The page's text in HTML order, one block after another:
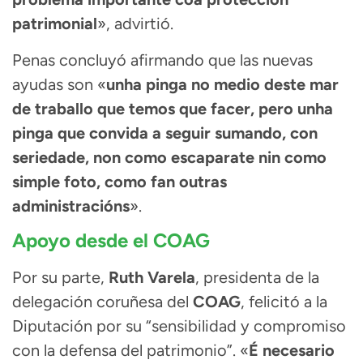
patrimonial», advirtió.
Penas concluyó afirmando que las nuevas
ayudas son «unha pinga no medio deste mar
de traballo que temos que facer, pero unha
pinga que convida a seguir sumando, con
seriedade, non como escaparate nin como
simple foto, como fan outras
administracións».
Apoyo desde el COAG
Por su parte, Ruth Varela, presidenta de la
delegación coruñesa del COAG, felicitó a la
Diputación por su “sensibilidad y compromiso
con la defensa del patrimonio”. «É necesario